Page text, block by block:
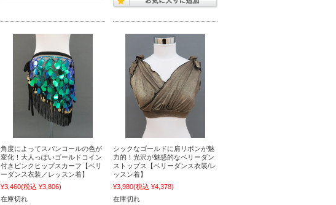
角度によってスパンコールの色が
変化！大人っぽいゴールドコイン
付きピンクヒップスカーフ【ベリ
ーダンス衣装／レッスン着】
¥3,460(税込 ¥3,806)
在庫切れ
シックなゴールドに肩リボンが魅
力的！光沢が魅惑的なベリーダン
ストップス【ベリーダンス衣装/レ
ッスン着】
¥3,980(税込 ¥4,378)
在庫切れ